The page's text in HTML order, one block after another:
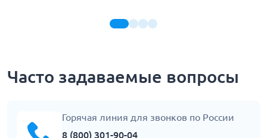
Часто задаваемые вопросы
Горячая линия для звонков по России
8 (800) 301-90-04